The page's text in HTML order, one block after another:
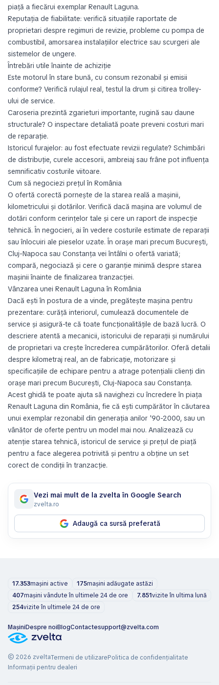
piață a fiecărui exemplar Renault Laguna.
Reputația de fiabilitate: verifică situațiile raportate de
proprietari despre regimuri de revizie, probleme cu pompa de
combustibil, amorsarea instalațiilor electrice sau scurgeri ale
sistemelor de ungere.
Întrebări utile înainte de achiziție
Este motorul în stare bună, cu consum rezonabil și emisii
conforme? Verifică rulajul real, testul la drum și citirea trolley-
ului de service.
Caroseria prezintă zgarieturi importante, rugină sau daune
structurale? O inspectare detaliată poate preveni costuri mari
de reparație.
Istoricul furajelor: au fost efectuate revizii regulate? Schimbări
de distribuție, curele accesorii, ambreiaj sau frâne pot influența
semnificativ costurile viitoare.
Cum să negociezi prețul în România
O ofertă corectă pornește de la starea reală a mașinii,
kilometricului și dotărilor. Verifică dacă mașina are volumul de
dotări conform cerințelor tale și cere un raport de inspecție
tehnică. În negocieri, ai în vedere costurile estimate de reparații
sau înlocuiri ale pieselor uzate. În orașe mari precum București,
Cluj-Napoca sau Constanța vei întâlni o ofertă variată;
compară, negociază și cere o garanție minimă despre starea
mașinii înainte de finalizarea tranzacției.
Vânzarea unei Renault Laguna în România
Dacă ești în postura de a vinde, pregătește mașina pentru
prezentare: curăță interiorul, cumulează documentele de
service și asigură-te că toate funcționalitățile de bază lucră. O
descriere atentă a mecanicii, istoricului de reparații și numărului
de proprietari va crește încrederea cumpărătorilor. Oferă detalii
despre kilometraj real, an de fabricație, motorizare și
specificațiile de echipare pentru a atrage potențialii clienți din
orașe mari precum București, Cluj-Napoca sau Constanța.
Acest ghidă te poate ajuta să navighezi cu încredere în piața
Renault Laguna din România, fie că ești cumpărător în căutarea
unui exemplar rezonabil din generația anilor '90-2000, sau un
vânător de oferte pentru un model mai nou. Analizează cu
atenție starea tehnică, istoricul de service și prețul de piață
pentru a face alegerea potrivită și pentru a obține un set
corect de condiții în tranzacție.
Vezi mai mult de la zvelta în Google Search
zvelta.ro
Adaugă ca sursă preferată
17.353mașini active 175mașini adăugate astăzi
407mașini vândute în ultimele 24 de ore 7.851vizite în ultima lună
254vizite în ultimele 24 de ore
MașiniDespre noiBlogContactesupport@zvelta.com
© 2026 zveltaTermeni de utilizarePolitica de confidențialitate
Informații pentru dealeri